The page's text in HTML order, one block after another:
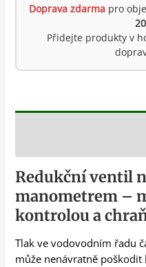
Doprava zdarmapro
Přidejte produkty v
Redukční ventil
manometrem –
kontrolou a
Tlak ve vodovodním řadu
může nenávratně